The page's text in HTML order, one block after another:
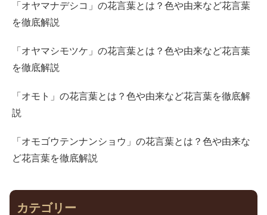
「オヤマナデシコ」の花言葉とは？色や由来など花言葉
を徹底解説
「オヤマシモツケ」の花言葉とは？色や由来など花言葉
を徹底解説
「オモト」の花言葉とは？色や由来など花言葉を徹底解
説
「オモゴウテンナンショウ」の花言葉とは？色や由来な
ど花言葉を徹底解説
カテゴリー